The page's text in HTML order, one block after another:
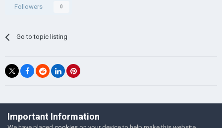
Followers 0
Go to topic listing
©Łukasz Jakowski Games
Powered by Invision Community
Important Information